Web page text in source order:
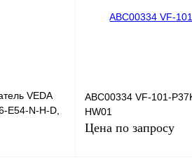
VEDA
E54-N-H-D,
ABC00334 VF-101-
HW01
Цена по запросу